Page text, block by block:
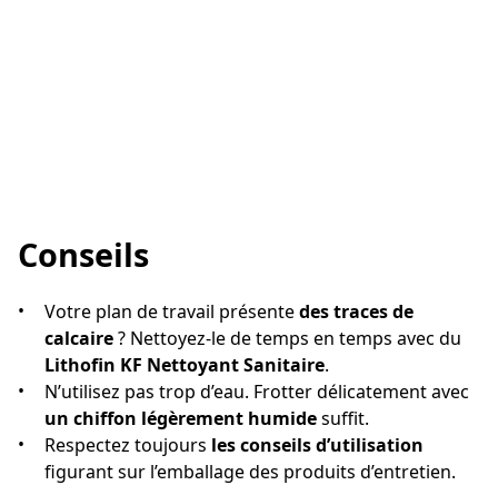
Conseils
Votre plan de travail présentedes traces de
calcaire? Nettoyez-le de temps en temps avec du
Lithofin KF Nettoyant Sanitaire.
N’utilisez pas trop d’eau. Frotter délicatement avec
un chiffon légèrement humidesuffit.
Respectez toujours les conseils d’utilisation
figurant sur l’emballage des produits d’entretien.